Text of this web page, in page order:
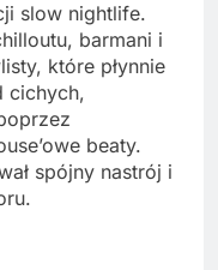
slow nightlife.
barmani i
które płynnie
cichych,
beaty.
spójny nastrój i